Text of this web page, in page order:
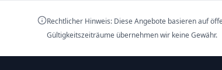
Rechtlicher Hinweis: Diese Angebote basieren auf
Gültigkeitszeiträume übernehmen wir keine Gewähr.